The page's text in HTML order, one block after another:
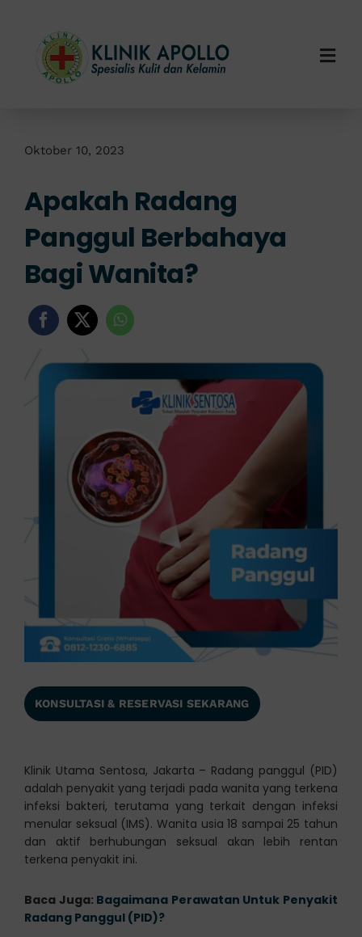
content
Layanan Kami
Info Klinik
Oktober 10, 2023
Apakah Radang
Panggul Berbahaya
Bagi Wanita?
KONSULTASI & RESERVASI SEKARANG
Klinik Utama Sentosa, Jakarta – Radang panggul (PID)
adalah penyakit yang terjadi pada wanita yang terkena
infeksi bakteri, terutama yang terkait dengan infeksi
menular seksual (IMS). Wanita usia 18 sampai 25 tahun
dan aktif berhubungan seksual akan lebih rentan
terkena penyakit ini.
Baca Juga: Bagaimana Perawatan Untuk Penyakit
Radang Panggul (PID)?